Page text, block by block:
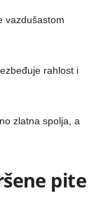
vazdušastom
rahlost i
zlatna spolja, a
pite